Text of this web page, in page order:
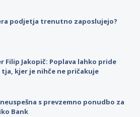
podjetja trenutno zaposlujejo?
Filip Jakopič: Poplava lahko pride
kjer je nihče ne pričakuje
neuspešna s prevzemno ponudbo za
Bank